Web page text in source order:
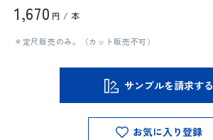
1,670 円 / 本
＊定尺販売のみ。（カット販売不可）
サンプルを請求する
お気に入り登録